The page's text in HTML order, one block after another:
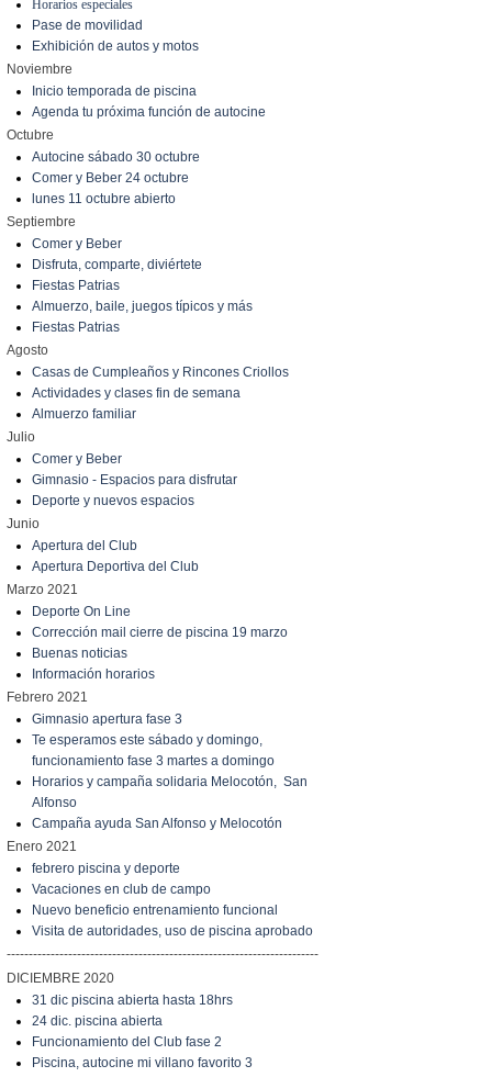
Horarios especiales
Pase de movilidad
Exhibición de autos y motos
Noviembre
Inicio temporada de piscina
Agenda tu próxima función de autocine
Octubre
Autocine sábado 30 octubre
Comer y Beber 24 octubre
lunes 11 octubre abierto
Septiembre
Comer y Beber
Disfruta, comparte, diviértete
Fiestas Patrias
Almuerzo, baile, juegos típicos y más
Fiestas Patrias
Agosto
Casas de Cumpleaños y Rincones Criollos
Actividades y clases fin de semana
Almuerzo familiar
Julio
Comer y Beber
Gimnasio - Espacios para disfrutar
Deporte y nuevos espacios
Junio
Apertura del Club
Apertura Deportiva del Club
Marzo 2021
Deporte On Line
Corrección mail cierre de piscina 19 marzo
Buenas noticias
Información horarios
Febrero 2021
Gimnasio apertura fase 3
Te esperamos este sábado y domingo,
funcionamiento fase 3 martes a domingo
Horarios y campaña solidaria Melocotón, San
Alfonso
Campaña ayuda San Alfonso y Melocotón
Enero 2021
febrero piscina y deporte
Vacaciones en club de campo
Nuevo beneficio entrenamiento funcional
Visita de autoridades, uso de piscina aprobado
-----------------------------------------------------------------------
DICIEMBRE 2020
31 dic piscina abierta hasta 18hrs
24 dic. piscina abierta
Funcionamiento del Club fase 2
Piscina, autocine mi villano favorito 3